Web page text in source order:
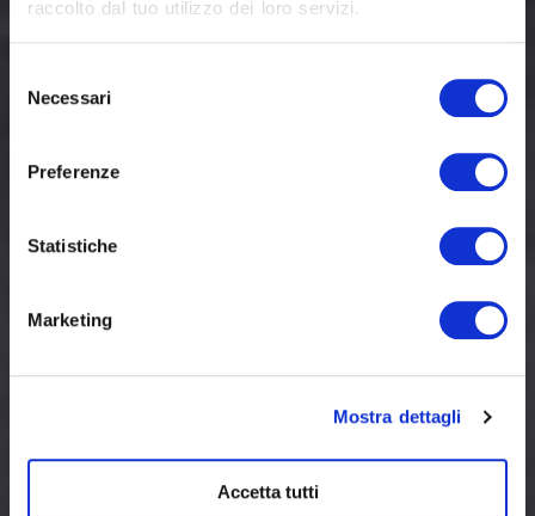
raccolto dal tuo utilizzo dei loro servizi.
delNecessari
Preferenze
Statistiche
Marketing
Mostra dettagli
Accetta tutti